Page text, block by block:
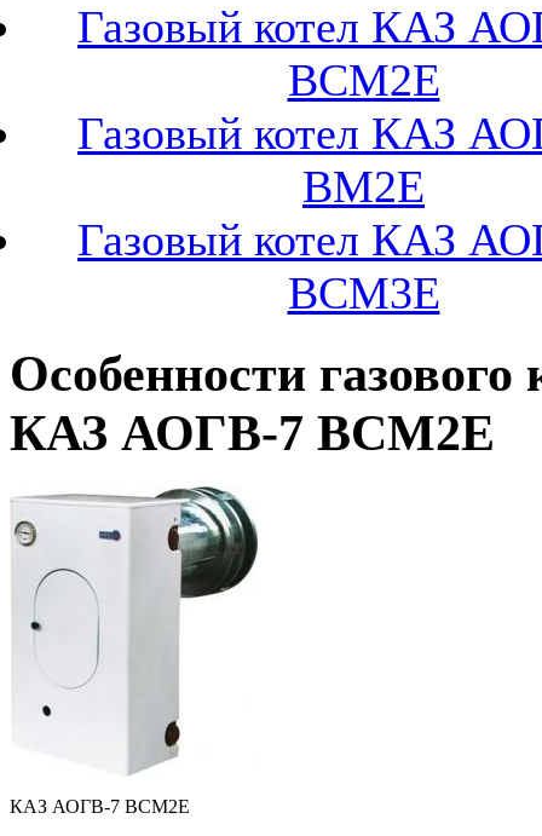
Газовый котел КАЗ
ВСМ2Е
Газовый котел КАЗ
ВМ2Е
Газовый котел КАЗ
ВСМ3Е
Особенности газового
КАЗ АОГВ-7 ВСМ2Е
КАЗ АОГВ-7 ВСМ2Е